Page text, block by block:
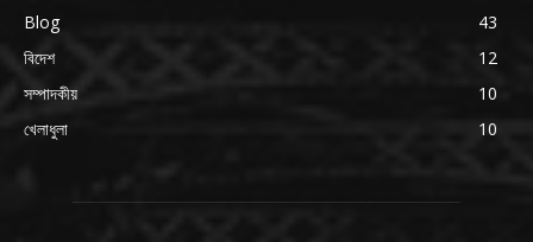
Blog
43
বিদেশ
12
সম্পাদকীয়
10
খেলাধুলা
10